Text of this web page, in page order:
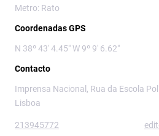
Metro: Rato
Coordenadas GPS
N 38º 43' 4.45" W 9º 9' 6.62"
Contacto
Imprensa Nacional, Rua da Escola
Lisboa
213945772